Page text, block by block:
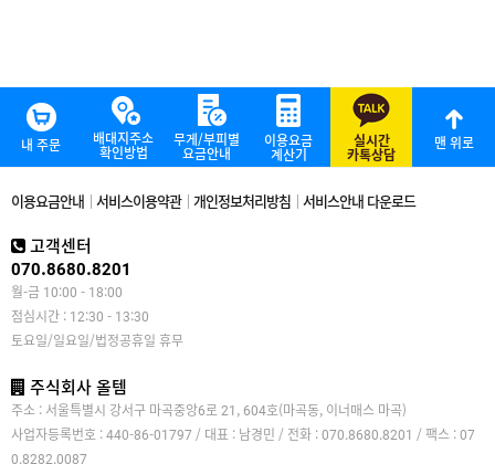
내 주문 배대지주소
확인방법
무게/부피별
요금안내
이용요금
계산기
실시간
카톡상담
맨 위로
이용요금안내 서비스이용약관 개인정보처리방침 서비스안내 다운로드
고객센터
070.8680.8201
월-금 10:00 - 18:00
점심시간 : 12:30 - 13:30
토요일/일요일/법정공휴일 휴무
주식회사 올템
주소 : 서울특별시 강서구 마곡중앙6로 21, 604호(마곡동, 이너매스 마곡)
사업자등록번호 : 440-86-01797 / 대표 : 남경민 / 전화 : 070.8680.8201 / 팩스 : 07
0.8282.0087